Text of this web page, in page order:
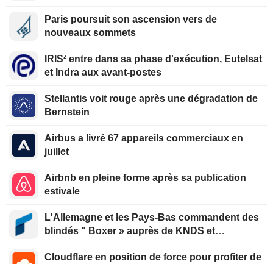
Paris poursuit son ascension vers de
nouveaux sommets
IRIS² entre dans sa phase d'exécution, Eutelsat
et Indra aux avant-postes
Stellantis voit rouge après une dégradation de
Bernstein
Airbus a livré 67 appareils commerciaux en
juillet
Airbnb en pleine forme après sa publication
estivale
L'Allemagne et les Pays-Bas commandent des
blindés " Boxer » auprès de KNDS et
Cloudflare en position de force pour profiter de